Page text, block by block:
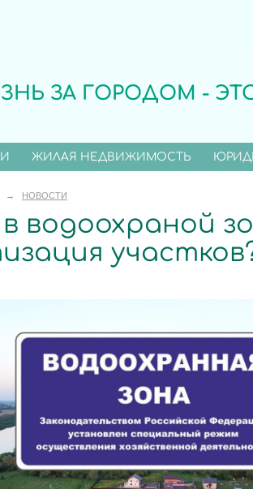
ЗА ГОРОДОМ -
ЖИЛАЯ НЕДВИЖИМОСТЬ
→ НОВОСТИ
водоохраной